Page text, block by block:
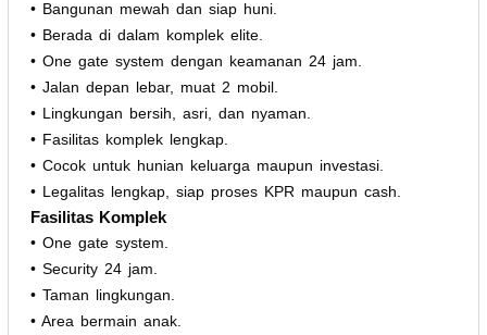
• Bangunan mewah dan siap huni.
• Berada di dalam komplek elite.
• One gate system dengan keamanan 24 jam.
• Jalan depan lebar, muat 2 mobil.
• Lingkungan bersih, asri, dan nyaman.
• Fasilitas komplek lengkap.
• Cocok untuk hunian keluarga maupun investasi.
• Legalitas lengkap, siap proses KPR maupun cash.
Fasilitas Komplek
• One gate system.
• Security 24 jam.
• Taman lingkungan.
• Area bermain anak.